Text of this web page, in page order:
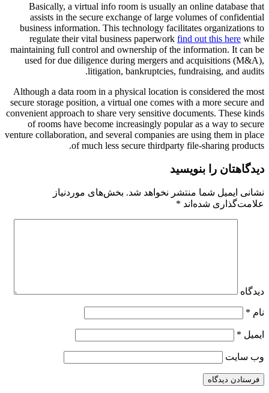
Basically, a virtual info room is usually an online database that
assists in the secure exchange of large volumes of confidential
business information. This technology facilitates organizations to
regulate their vital business paperwork find out this here while
maintaining full control and ownership of the information. It can be
used for due diligence during mergers and acquisitions (M&A),
litigation, bankruptcies, fundraising, and audits.
Although a data room in a physical location is considered the most
secure storage position, a virtual one comes with a more secure and
convenient approach to share very sensitive documents. These kinds
of rooms have become increasingly popular as a way to secure
venture collaboration, and several companies are using them in place
of much less secure thirdparty file-sharing products.
دیدگاهتان را بنویسید
نشانی ایمیل شما منتشر نخواهد شد. بخش‌های موردنیاز
علامت‌گذاری شده‌اند *
دیدگاه
نام *
ایمیل *
وب‌ سایت